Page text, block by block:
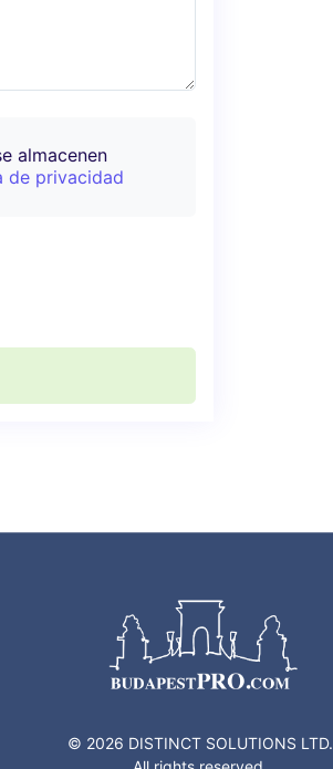
almacenen
de privacidad
© 2026 DISTINCT SOLUTIONS LTD.